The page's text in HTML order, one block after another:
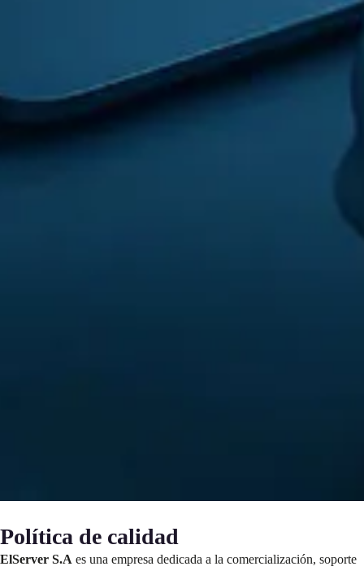
Política de calidad
ElServer S.A es una empresa dedicada a la comercialización, soporte